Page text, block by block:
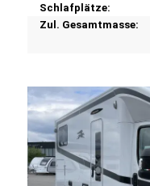
Schlafplätze:
Zul. Gesamtmasse: